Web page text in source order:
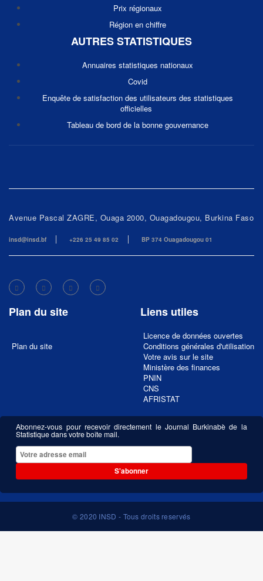
Prix régionaux
Région en chiffre
AUTRES STATISTIQUES
Annuaires statistiques nationaux
Covid
Enquête de satisfaction des utilisateurs des statistiques
officielles
Tableau de bord de la bonne gouvernance
Avenue Pascal ZAGRE, Ouaga 2000, Ouagadougou, Burkina Faso
insd@insd.bf +226 25 49 85 02 BP 374 Ouagadougou 01
Plan du site
Plan du site
Liens utiles
Licence de données ouvertes
Conditions générales d'utilisation
Votre avis sur le site
Ministère des finances
PNIN
CNS
AFRISTAT
Abonnez-vous pour recevoir directement le Journal Burkinabè de la
Statistique dans votre boîte mail.
S'abonner
© 2020 INSD - Tous droits reservés